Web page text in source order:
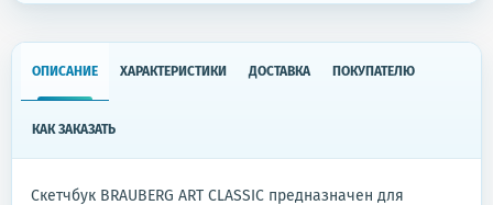
ОПИСАНИЕ ХАРАКТЕРИСТИКИ ДОСТАВКА ПОКУПАТЕЛЮ
КАК ЗАКАЗАТЬ
Скетчбук BRAUBERG ART CLASSIC предназначен для